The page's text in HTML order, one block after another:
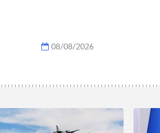
08/08/2026